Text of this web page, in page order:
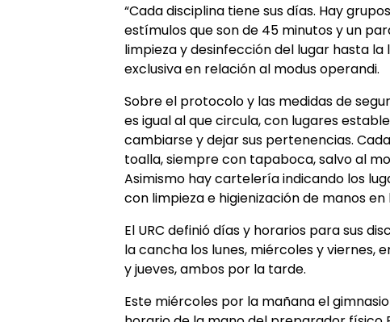
“Cada disciplina tiene sus días. Hay
estímulos que son de 45 minutos y un
limpieza y desinfección del lugar hasta
exclusiva en relación al modus operandi.
Sobre el protocolo y las medidas de
es igual al que circula, con lugares
cambiarse y dejar sus pertenencias.
toalla, siempre con tapaboca, salvo al
Asimismo hay cartelería indicando los
con limpieza e higienización de manos en
El URC definió días y horarios para sus
la cancha los lunes, miércoles y viernes,
y jueves, ambos por la tarde.
Este miércoles por la mañana el